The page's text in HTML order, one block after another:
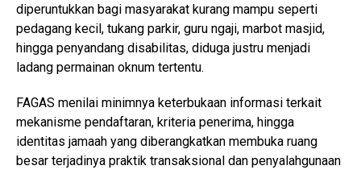
diperuntukkan bagi masyarakat kurang mampu seperti
pedagang kecil, tukang parkir, guru ngaji, marbot masjid,
hingga penyandang disabilitas, diduga justru menjadi
ladang permainan oknum tertentu.
FAGAS menilai minimnya keterbukaan informasi terkait
mekanisme pendaftaran, kriteria penerima, hingga
identitas jamaah yang diberangkatkan membuka ruang
besar terjadinya praktik transaksional dan penyalahgunaan